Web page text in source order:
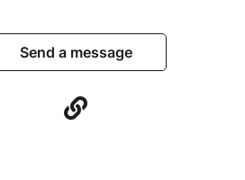
Send a message